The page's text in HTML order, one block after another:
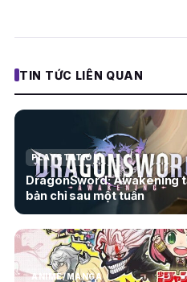
TIN TỨC LIÊN QUAN
PLAYSTATION
DragonSword: Awakening
bản chỉ sau một tuần
ANIME/MANGA